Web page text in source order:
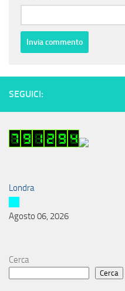
SEGUICI:
Londra
Agosto 06, 2026
Cerca
Cerca